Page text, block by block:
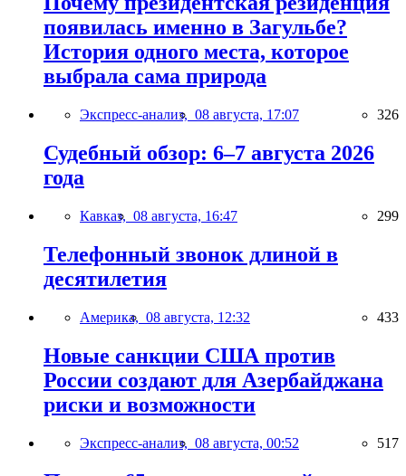
появилась именно в Загульбе?
История одного места, которое
выбрала сама природа
Экспресс-анализ, 08 августа, 17:07 326
Судебный обзор: 6–7 августа 2026
года
Кавказ, 08 августа, 16:47 299
Телефонный звонок длиной в
десятилетия
Америка, 08 августа, 12:32 433
Новые санкции США против
России создают для Азербайджана
риски и возможности
Экспресс-анализ, 08 августа, 00:52 517